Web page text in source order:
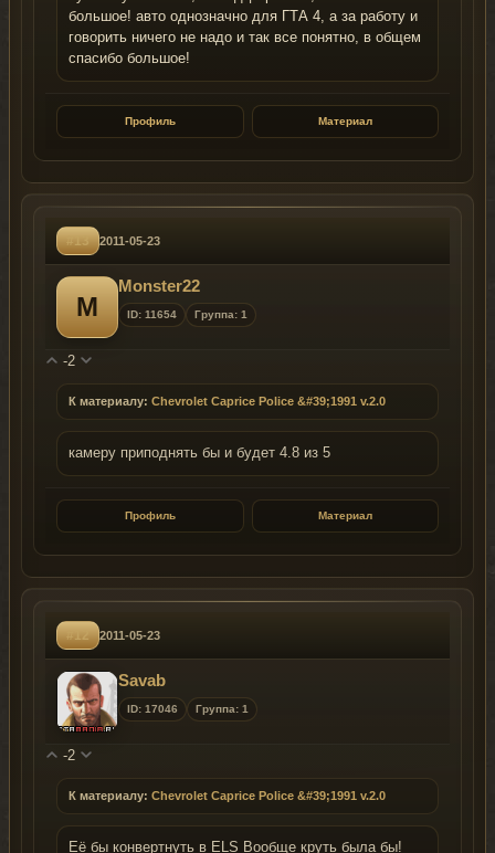
большое! авто однозначно для ГТА 4, а за работу и
говорить ничего не надо и так все понятно, в общем
спасибо большое!
Профиль Материал
#13 2011-05-23
M
Monster22
ID: 11654 Группа: 1
-2
К материалу: Chevrolet Caprice Police &#39;1991 v.2.0
камеру приподнять бы и будет 4.8 из 5
Профиль Материал
#12 2011-05-23
Savab
ID: 17046 Группа: 1
-2
К материалу: Chevrolet Caprice Police &#39;1991 v.2.0
Её бы конвертнуть в ELS Вообще круть была бы!